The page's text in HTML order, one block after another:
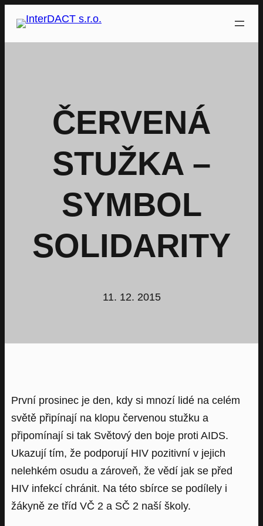
Přeskočit
ČERVENÁ
STUŽKA –
SYMBOL
SOLIDARITY
11. 12. 2015
První prosinec je den, kdy si mnozí lidé na celém
světě připínají na klopu červenou stužku a
připomínají si tak Světový den boje proti AIDS.
Ukazují tím, že podporují HIV pozitivní v jejich
nelehkém osudu a zároveň, že vědí jak se před
HIV infekcí chránit. Na této sbírce se podílely i
žákyně ze tříd VČ 2 a SČ 2 naší školy.